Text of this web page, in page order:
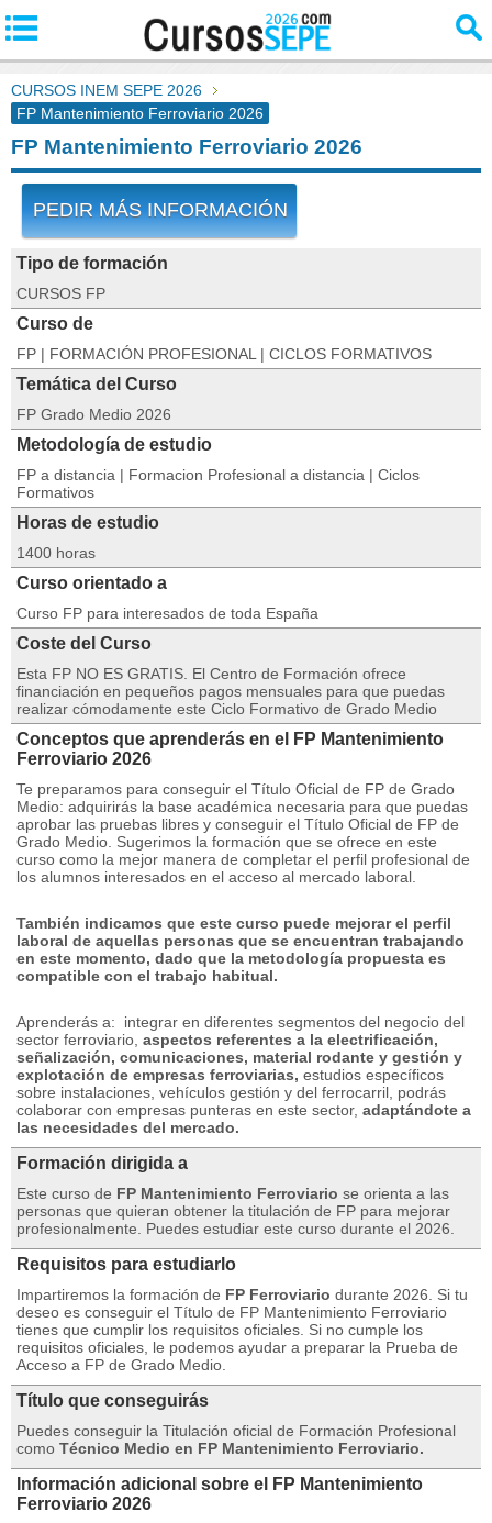
CURSOS INEM SEPE 2026
FP Mantenimiento Ferroviario 2026
FP Mantenimiento Ferroviario 2026
PEDIR MÁS INFORMACIÓN
Tipo de formación
CURSOS FP
Curso de
FP | FORMACIÓN PROFESIONAL | CICLOS FORMATIVOS
Temática del Curso
FP Grado Medio 2026
Metodología de estudio
FP a distancia | Formacion Profesional a distancia | Ciclos
Formativos
Horas de estudio
1400 horas
Curso orientado a
Curso FP para interesados de toda España
Coste del Curso
Esta FP NO ES GRATIS. El Centro de Formación ofrece
financiación en pequeños pagos mensuales para que puedas
realizar cómodamente este Ciclo Formativo de Grado Medio
Conceptos que aprenderás en el FP Mantenimiento
Ferroviario 2026
Te preparamos para conseguir el Título Oficial de FP de Grado
Medio: adquirirás la base académica necesaria para que puedas
aprobar las pruebas libres y conseguir el Título Oficial de FP de
Grado Medio. Sugerimos la formación que se ofrece en este
curso como la mejor manera de completar el perfil profesional de
los alumnos interesados ​​​​en el acceso al mercado laboral.
También indicamos que este curso puede mejorar el perfil
laboral de aquellas personas que se encuentran trabajando
en este momento, dado que la metodología propuesta es
compatible con el trabajo habitual.
Aprenderás a:
integrar en diferentes segmentos del negocio del
sector ferroviario, aspectos referentes a la electrificación,
señalización, comunicaciones, material rodante y gestión y
explotación de empresas ferroviarias, estudios específicos
sobre instalaciones, vehículos gestión y del ferrocarril, podrás
colaborar con empresas punteras en este sector, adaptándote a
las necesidades del mercado.
Formación dirigida a
Este curso de FP Mantenimiento Ferroviario se orienta a las
personas que quieran obtener la titulación de FP para mejorar
profesionalmente. Puedes estudiar este curso durante el 2026.
Requisitos para estudiarlo
Impartiremos la formación de FP Ferroviario durante 2026. Si tu
deseo es conseguir el Título de FP Mantenimiento Ferroviario
tienes que cumplir los requisitos oficiales. Si no cumple los
requisitos oficiales, le podemos ayudar a preparar la Prueba de
Acceso a FP de Grado Medio.
Título que conseguirás
Puedes conseguir la Titulación oficial de Formación Profesional
como Técnico Medio en FP Mantenimiento Ferroviario.
Información adicional sobre el FP Mantenimiento
Ferroviario 2026